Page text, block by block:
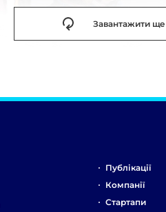
Завантажити ще
Публікації
Компанії
Стартапи